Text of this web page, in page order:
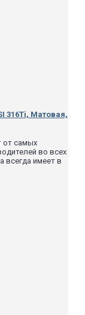
316Ti, Матовая,
от самых
во всех
всегда имеет в